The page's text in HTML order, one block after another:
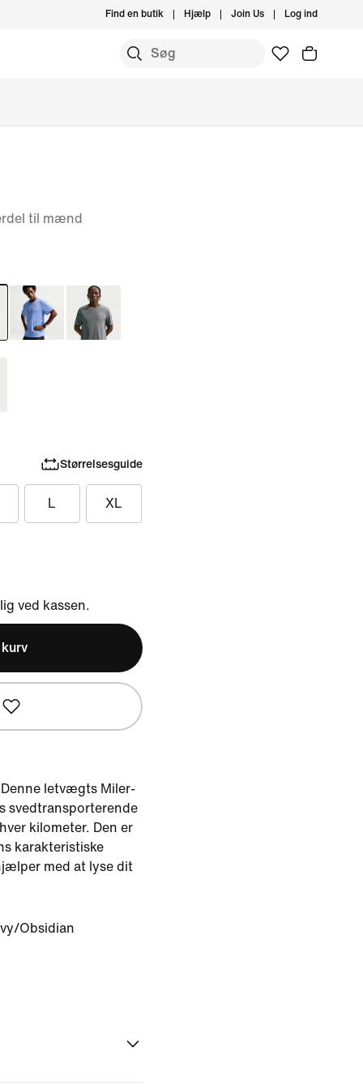
Find en butik Hjælp Join Us Log ind
til mænd
Størrelsesguide
L XL
ved kassen.
letvægts Miler-
svedtransporterende
kilometer. Den er
karakteristiske
med at lyse dit
Obsidian